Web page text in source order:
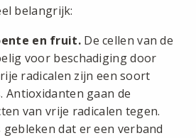
belangrijk:
en fruit. De cellen van de
voor beschadiging door
radicalen zijn een soort
Antioxidanten gaan de
van vrije radicalen tegen.
dat er een verband